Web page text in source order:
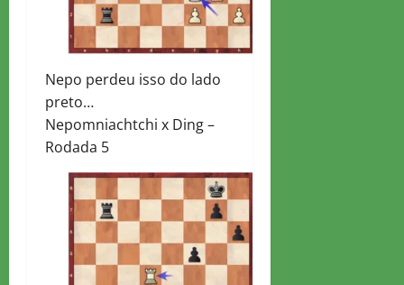
Nepo perdeu isso do lado
preto…
Nepomniachtchi x Ding –
Rodada 5